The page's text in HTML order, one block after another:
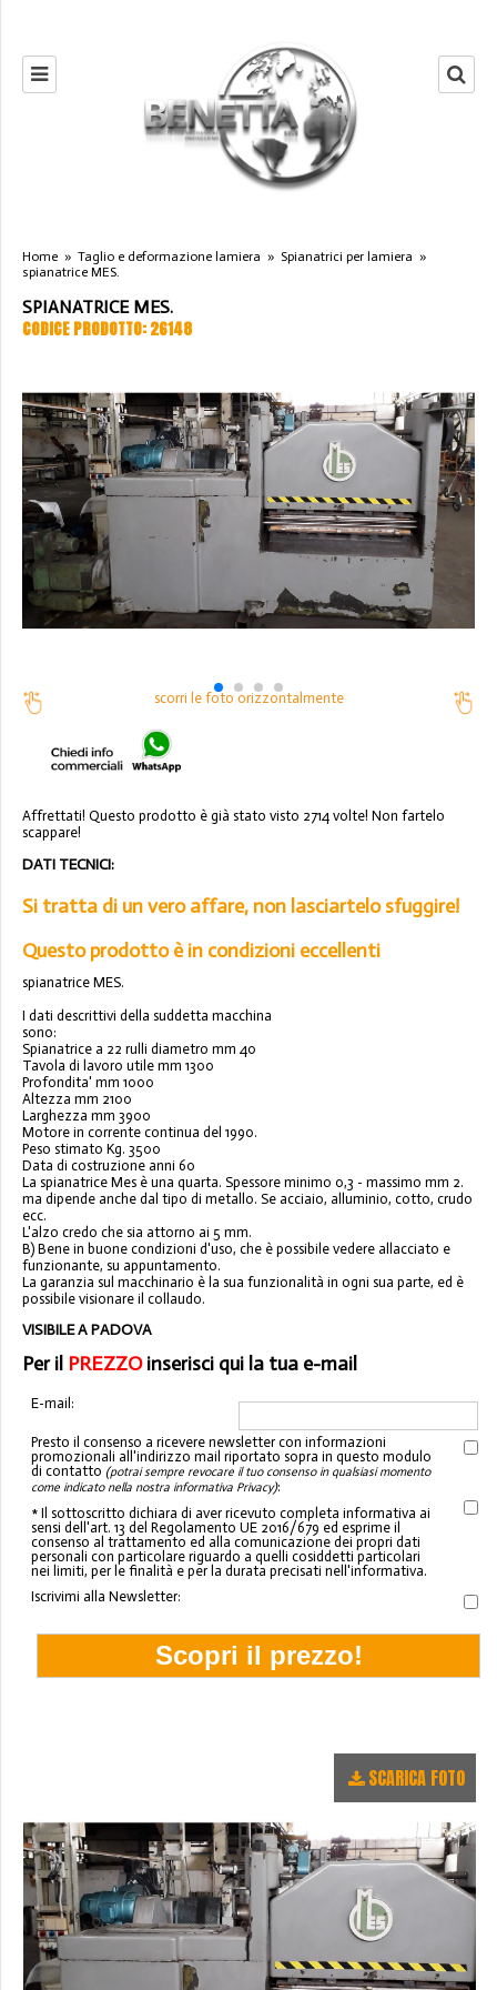
Home » Taglio e deformazione lamiera » Spianatrici per lamiera »
spianatrice MES.
SPIANATRICE MES.
CODICE PRODOTTO: 26148
scorri le foto orizzontalmente
Affrettati! Questo prodotto è già stato visto 2714 volte! Non fartelo
scappare!
DATI TECNICI:
Si tratta di un vero affare, non lasciartelo sfuggire!
Questo prodotto è in condizioni eccellenti
spianatrice MES.
I dati descrittivi della suddetta macchina
sono:
Spianatrice a 22 rulli diametro mm 40
Tavola di lavoro utile mm 1300
Profondita' mm 1000
Altezza mm 2100
Larghezza mm 3900
Motore in corrente continua del 1990.
Peso stimato Kg. 3500
Data di costruzione anni 60
La spianatrice Mes è una quarta. Spessore minimo 0,3 - massimo mm 2.
ma dipende anche dal tipo di metallo. Se acciaio, alluminio, cotto, crudo
ecc.
L'alzo credo che sia attorno ai 5 mm.
B) Bene in buone condizioni d'uso, che è possibile vedere allacciato e
funzionante, su appuntamento.
La garanzia sul macchinario è la sua funzionalità in ogni sua parte, ed è
possibile visionare il collaudo.
VISIBILE A PADOVA
Per il PREZZOinserisci qui la tua e-mail
E-mail:
Presto il consenso a ricevere newsletter con informazioni
promozionali all'indirizzo mail riportato sopra in questo modulo
di contatto (potrai sempre revocare il tuo consenso in qualsiasi momento
come indicato nella nostra informativa Privacy):
* Il sottoscritto dichiara di aver ricevuto completa informativa ai
sensi dell'art. 13 del Regolamento UE 2016/679 ed esprime il
consenso al trattamento ed alla comunicazione dei propri dati
personali con particolare riguardo a quelli cosiddetti particolari
nei limiti, per le finalità e per la durata precisati nell'informativa.
Iscrivimi alla Newsletter:
SCARICA FOTO